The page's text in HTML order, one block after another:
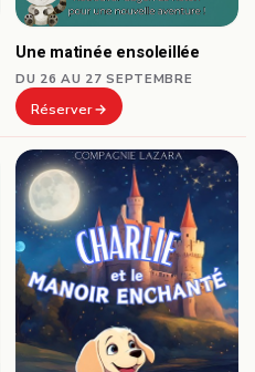
Une matinée ensoleillée
DU 26 AU 27 SEPTEMBRE
Réserver